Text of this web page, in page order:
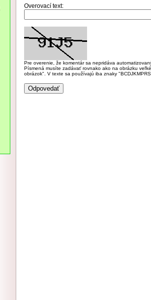
Overovací text:
Pre overenie, že komentár sa nepridáva
Písmená musíte zadávať rovnako ako na obrázku
obrázok". V texte sa používajú iba znaky